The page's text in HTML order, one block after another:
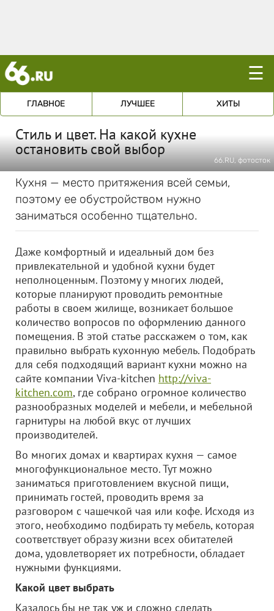
☰
ГЛАВНОЕ ЛУЧШЕЕ ХИТЫ
Стиль и цвет. На какой кухне
остановить свой выбор
66.RU, фотосток
Кухня — место притяжения всей семьи,
поэтому ее обустройством нужно
заниматься особенно тщательно.
Даже комфортный и идеальный дом без
привлекательной и удобной кухни будет
неполноценным. Поэтому у многих людей,
которые планируют проводить ремонтные
работы в своем жилище, возникает большое
количество вопросов по оформлению данного
помещения. В этой статье расскажем о том, как
правильно выбрать кухонную мебель. Подобрать
для себя подходящий вариант кухни можно на
сайте компании Viva-kitchen http://viva-
kitchen.com, где собрано огромное количество
разнообразных моделей и мебели, и мебельной
гарнитуры на любой вкус от лучших
производителей.
Во многих домах и квартирах кухня — самое
многофункциональное место. Тут можно
заниматься приготовлением вкусной пищи,
принимать гостей, проводить время за
разговором с чашечкой чая или кофе. Исходя из
этого, необходимо подбирать ту мебель, которая
соответствует образу жизни всех обитателей
дома, удовлетворяет их потребности, обладает
нужными функциями.
Какой цвет выбрать
Казалось бы не так уж и сложно сделать